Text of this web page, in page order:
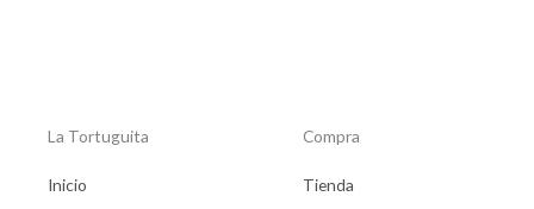
La Tortuguita
Inicio
Compra
Tienda